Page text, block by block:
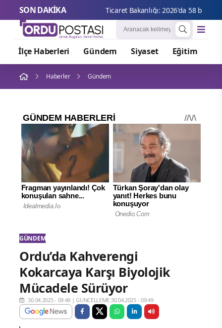
SON DAKİKA Ticaret
İlçe Haberleri Gündem Siyaset Eğitim
Haberler Gündem
GÜNDEM
Ordu’da Kahverengi
Kokarcaya Karşı Biyolojik
Mücadele Sürüyor
30.04.2025 - 09:49 |GÜNCELLEME:30.04.2025 - 09:49